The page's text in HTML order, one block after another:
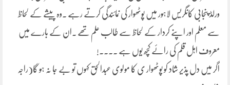
ورلڈ پنجابی کانگریس لاہور میں پوٹھوار کی نمائندگی کرتے رہے ۔وہ پیشے کے لحاظ
سے معلم اور اپنے کردار کے لحاظ سے طالب علم تھے ۔ان کے بارے میں
معروف اہل قلم کی رائے کچھ یوں ہے ۔۔۔۔!
اگر میں دل پذیر شاد کو پوٹھوار ی کا مولوی عبدالحق کہوں تو بے جا نہ ہو گا(راجہ